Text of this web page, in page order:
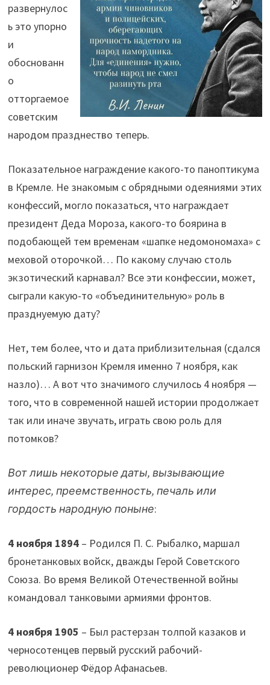
развернулос
ь это упорно
и
обоснованн
о
отторгаемое
советским
народом празднество теперь.
Показательное награждение какого-то паноптикума
в Кремле. Не знакомым с обрядными одеяниями этих
конфессий, могло показаться, что награждает
президент Деда Мороза, какого-то боярина в
подобающей тем временам «шапке недомономаха» с
меховой оторочкой… По какому случаю столь
экзотический карнавал? Все эти конфессии, может,
сыграли какую-то «объединительную» роль в
празднуемую дату?
Нет, тем более, что и дата приблизительная (сдался
польский гарнизон Кремля именно 7 ноября, как
назло)… А вот что значимого случилось 4 ноября —
того, что в современной нашей истории продолжает
так или иначе звучать, играть свою роль для
потомков?
Вот лишь некоторые даты, вызывающие
интерес, преемственность, печаль или
гордость народную поныне:
4 ноября 1894– Родился П. С. Рыбалко, маршал
бронетанковых войск, дважды Герой Советского
Союза. Во время Великой Отечественной войны
командовал танковыми армиями фронтов.
4 ноября 1905 – Был растерзан толпой казаков и
черносотенцев первый русский рабочий-
революционер Фёдор Афанасьев.